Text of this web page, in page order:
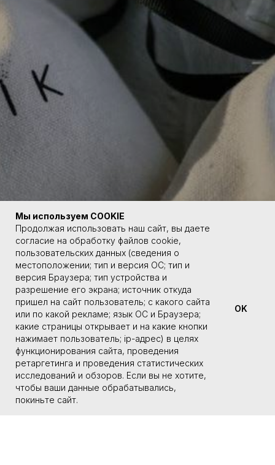
Мы используем COOKIE
Продолжая использовать наш сайт, вы даете
согласие на обработку файлов cookie,
пользовательских данных (сведения о
местоположении; тип и версия ОС; тип и
версия Браузера; тип устройства и
разрешение его экрана; источник откуда
пришел на сайт пользователь; с какого сайта
или по какой рекламе; язык ОС и Браузера;
какие страницы открывает и на какие кнопки
нажимает пользователь; ip-адрес) в целях
функционирования сайта, проведения
ретаргетинга и проведения статистических
исследований и обзоров. Если вы не хотите,
чтобы ваши данные обрабатывались,
покиньте сайт.
OK
PSHIK.HOUSE@MAIL.RU
КОНТАКТЫ
ПОЛИТИКА ОБРАБОТКИ
ПЕРСОНАЛЬНЫХ ДАННЫХ
ОФЕРТА
+7 950 120 33 63
(ИРКУТСК)
+7 983 302 38 55
(НОВОСИБИРСК)
УСЛОВИЯ ОПЛАТЫ И
ДОСТАВКИ
УСЛОВИЯ ВОЗВРАТА
ПОКУПАТЕЛЯМ